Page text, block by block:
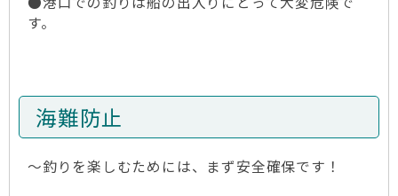
す。
海難防止
～釣りを楽しむためには、まず安全確保です！